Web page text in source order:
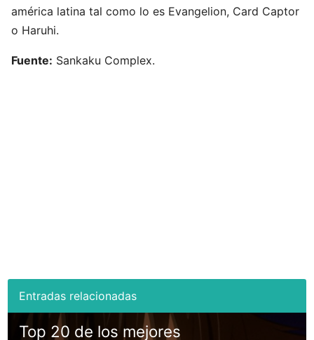
américa latina tal como lo es Evangelion, Card Captor
o Haruhi.
Fuente: Sankaku Complex.
Top 20 de los mejores